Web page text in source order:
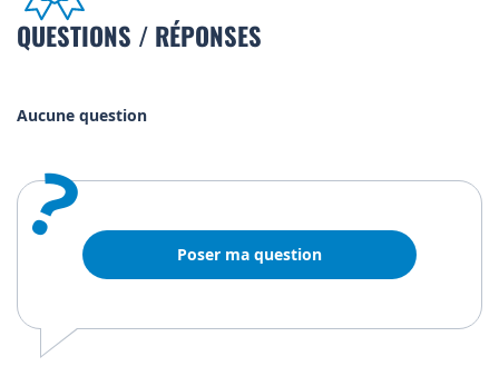
QUESTIONS / RÉPONSES
Aucune question
? Poser ma question